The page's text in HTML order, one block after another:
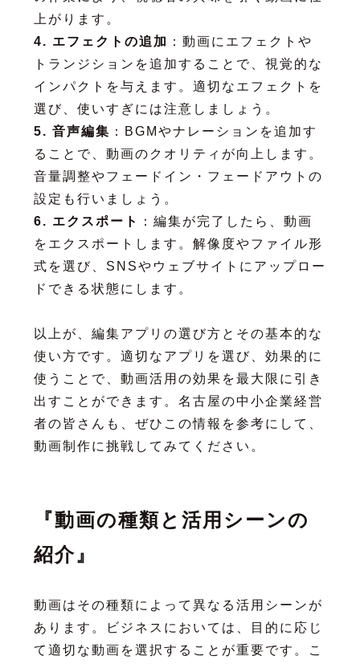
上がります。
4. エフェクトの追加 ：動画にエフェクトや
トランジションを追加することで、視覚的な
インパクトを与えます。適切なエフェクトを
選び、使いすぎには注意しましょう。
5. 音声編集 ：BGMやナレーションを追加す
ることで、動画のクオリティが向上します。
音量調整やフェードイン・フェードアウトの
設定も行いましょう。
6. エクスポート
：編集が完了したら、動画
をエクスポートします。解像度やファイル形
式を選び、SNSやウェブサイトにアップロー
ドできる状態にします。
以上が、編集アプリの選び方とその基本的な
使い方です。適切なアプリを選び、効果的に
使うことで、動画活用の効果を最大限に引き
出すことができます。名古屋の中小企業経営
者の皆さんも、ぜひこの情報を参考にして、
動画制作に挑戦してみてください。
『動画の種類と活用シーンの
紹介』
動画はその種類によって異なる活用シーンが
あります。ビジネスにおいては、目的に応じ
て適切な動画を選択することが重要です。こ